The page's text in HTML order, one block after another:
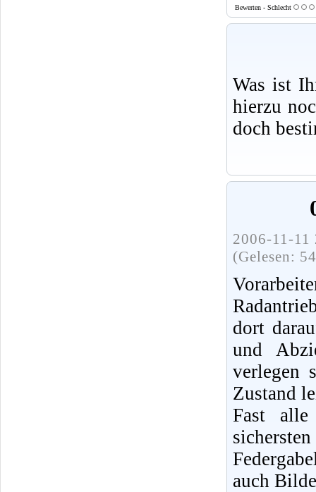
Bewerten - Schlecht
Was ist
hierzu
doch
2006-11-
(Gelesen:
dort
und
verlegen
Zustand
Fast
auch